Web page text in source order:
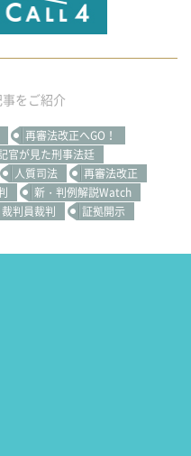
をご紹介
再審法改正へGO！
官が見た刑事法廷
人質司法
再審法改正
新・判例解説Watch
裁判員裁判 証拠開示